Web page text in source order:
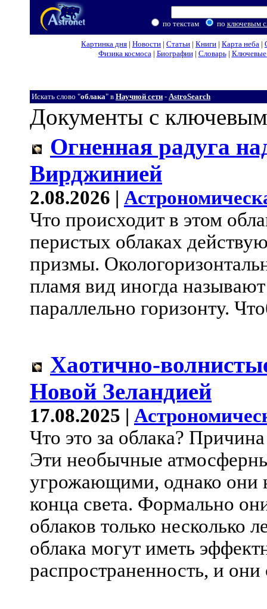
по текстам по ключевым
Картинка дня | Новости | Статьи | Книги | Карта неба |
Физика космоса| Биографии| Словарь| Ключевые
Искать слово "облака" в Научной сети - AstroSearch
Документы с
Огненная радуга
Вирджинией
2.08.2026 |
Что происходит в этом
перистых облаках
призмы.
пламя вид иногда
параллельно горизонту.
Хаотично-
Новой Зеландией
17.08.2025 |
Что это за облака?
Эти необычные
угрожающими, однако они
конца света. Формально
облаков только несколько
облака могут иметь
распространенность, и